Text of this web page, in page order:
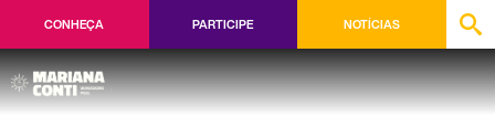
CONHEÇA PARTICIPE NOTÍCIAS